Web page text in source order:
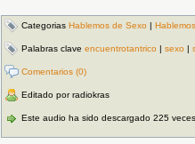
Categorias Hablemos de Sexo |
Palabras clave encuentrotantrico | sexo |
Comentarios (0)
Editado por radiokras
Este audio ha sido descargado 225 veces